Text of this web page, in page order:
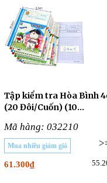
Tập kiểm tra Hòa Bình
(20 Đôi/Cuốn) (10
Mã hàng: 032210
Mua nhiều giảm giá
61.300₫